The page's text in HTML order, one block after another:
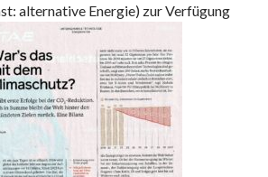
alternative Energie) zur Verfügung